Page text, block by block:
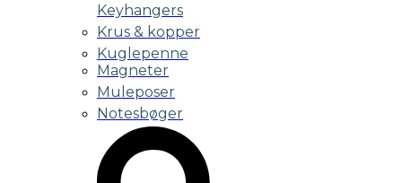
Keyhangers
Krus & kopper
Kuglepenne
Magneter
Muleposer
Notesbøger